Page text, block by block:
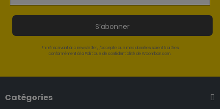
S’abonner
En m'inscrivant à la newsletter, j'accepte que mes données soient traitées
conformément à la Politique de confidentialité de Woomban.com.
Catégories